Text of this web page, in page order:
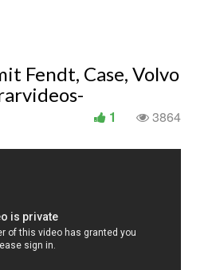
Fendt, Case, Volvo
3864
1